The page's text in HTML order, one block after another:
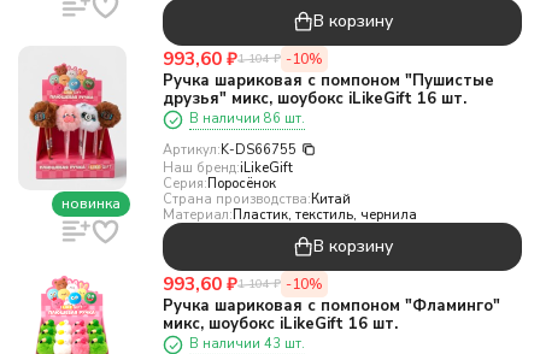
В корзину
новинка
993,60 ₽1 104 ₽ -10%
Ручка шариковая с помпоном "Пушистые
друзья" микс, шоубокс iLikeGift 16 шт.
В наличии 86 шт.
Артикул:K-DS66755
Наш бренд:iLikeGift
Серия:Поросёнок
Страна производства:Китай
Материал:Пластик, текстиль, чернила
В корзину
993,60 ₽1 104 ₽ -10%
Ручка шариковая с помпоном "Фламинго"
микс, шоубокс iLikeGift 16 шт.
В наличии 43 шт.